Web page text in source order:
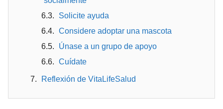
Solicite ayuda
Considere adoptar una mascota
Únase a un grupo de apoyo
Cuídate
Reflexión de VitaLifeSalud